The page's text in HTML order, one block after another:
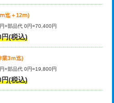
迄＋12ⅿ)
+部品代 0円=70,400円
(税込)
業3ｍ迄)
+部品代 0円=19,800円
(税込)